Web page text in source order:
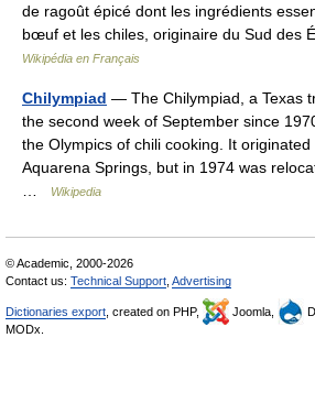
de ragoût épicé dont les ingrédients
bœuf et les chiles, originaire du Sud des
Wikipédia en Français
Chilympiad — The Chilympiad, a Texas
the second week of September since
the Olympics of chili cooking. It
Aquarena Springs, but in 1974 was
Wikipedia
© Academic, 2000-2026
Contact us: Technical Support Advertising
Dictionaries export , created on PHP, Joomla,
MODx.